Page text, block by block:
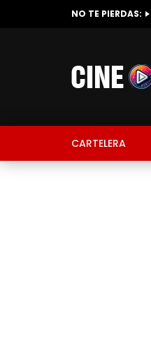
NO TE PIERDAS:
CARTELERA